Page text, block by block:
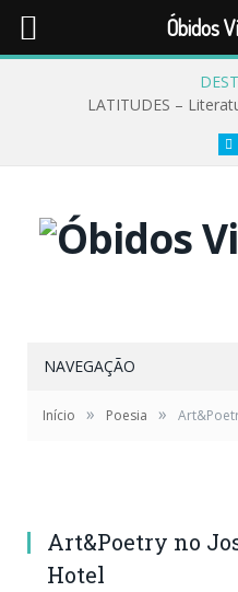
LATITUDES –
NAVEGAÇÃO
Início » Poesia »
Art&Poetry no
Hotel
Óbidos